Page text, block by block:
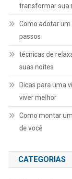
transformar sua
Como adotar um
passos
técnicas de
suas noites
Dicas para uma
viver melhor
Como montar
de você
CATEGORIAS